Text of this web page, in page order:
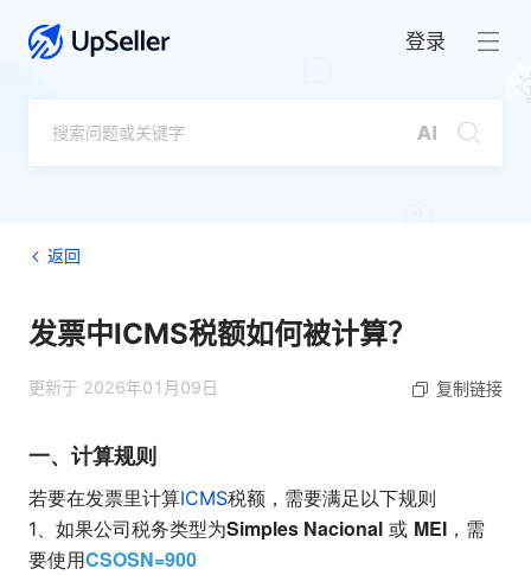
登录
返回
发票中ICMS税额如何被计算？
更新于 2026年01月09日 复制链接
一、计算规则
若要在发票里计算ICMS税额，需要满足以下规则
1、如果公司税务类型为Simples Nacional 或 MEI ，需
要使用CSOSN=900